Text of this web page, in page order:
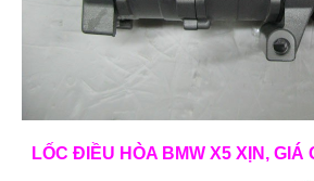
LỐC ĐIỀU HÒA BMW X5 XỊN, GIÁ